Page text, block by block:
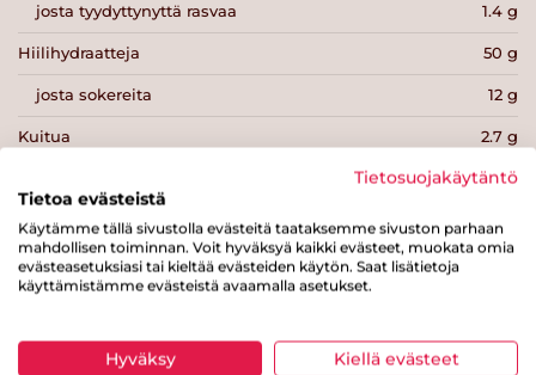
josta tyydyttynyttä rasvaa 1.4 g
Hiilihydraatteja 50 g
josta sokereita 12 g
Kuitua 2.7 g
7.9 g
Suolaa
Tulosta sivu Jaa tuote
Tietosuojakäytäntö
Tietoa evästeistä
Käytämme tällä sivustolla evästeitä taataksemme sivuston parhaan
mahdollisen toiminnan. Voit hyväksyä kaikki evästeet, muokata omia
evästeasetuksiasi tai kieltää evästeiden käytön. Saat lisätietoja
käyttämistämme evästeistä avaamalla asetukset.
Hyväksy Kiellä evästeet